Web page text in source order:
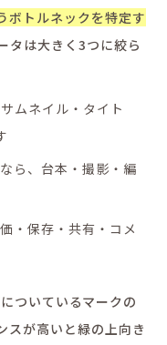
ボトルネックを特定す
タは大きく3つに絞ら
ムネイル・タイト
なら、台本・撮影・編
・保存・共有・コメ
ついているマークの
スが高いと緑の上向き